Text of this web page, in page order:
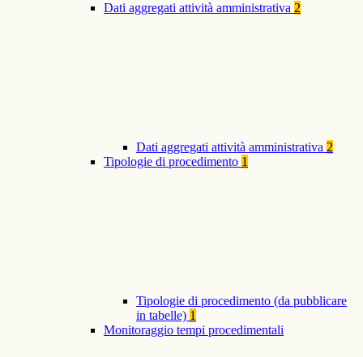
Dati aggregati attività amministrativa 2
Dati aggregati attività amministrativa 2
Tipologie di procedimento 1
Tipologie di procedimento (da pubblicare
in tabelle) 1
Monitoraggio tempi procedimentali